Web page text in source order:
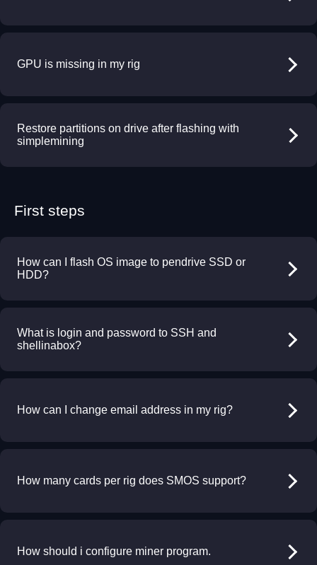
GPU is missing in my rig
Restore partitions on drive after flashing with
simplemining
First steps
How can I flash OS image to pendrive SSD or
HDD?
What is login and password to SSH and
shellinabox?
How can I change email address in my rig?
How many cards per rig does SMOS support?
How should i configure miner program.